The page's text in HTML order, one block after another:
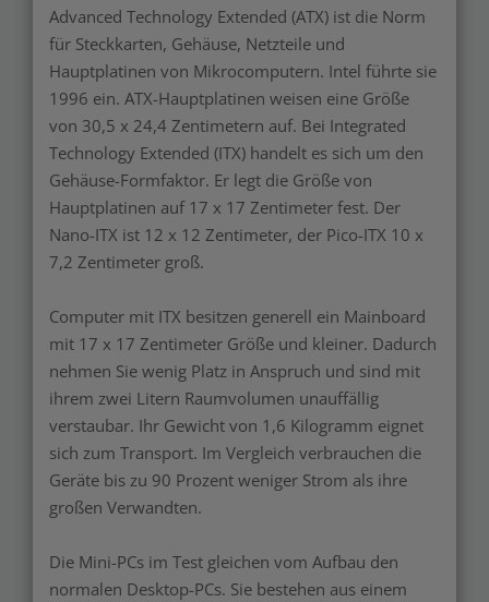
Advanced Technology Extended (ATX) ist die Norm
für Steckkarten, Gehäuse, Netzteile und
Hauptplatinen von Mikrocomputern. Intel führte sie
1996 ein. ATX-Hauptplatinen weisen eine Größe
von 30,5 x 24,4 Zentimetern auf. Bei Integrated
Technology Extended (ITX) handelt es sich um den
Gehäuse-Formfaktor. Er legt die Größe von
Hauptplatinen auf 17 x 17 Zentimeter fest. Der
Nano-ITX ist 12 x 12 Zentimeter, der Pico-ITX 10 x
7,2 Zentimeter groß.
Computer mit ITX besitzen generell ein Mainboard
mit 17 x 17 Zentimeter Größe und kleiner. Dadurch
nehmen Sie wenig Platz in Anspruch und sind mit
ihrem zwei Litern Raumvolumen unauffällig
verstaubar. Ihr Gewicht von 1,6 Kilogramm eignet
sich zum Transport. Im Vergleich verbrauchen die
Geräte bis zu 90 Prozent weniger Strom als ihre
großen Verwandten.
Die Mini-PCs im Test gleichen vom Aufbau den
normalen Desktop-PCs. Sie bestehen aus einem